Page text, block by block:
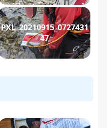
PXL_20210915_0727431
47